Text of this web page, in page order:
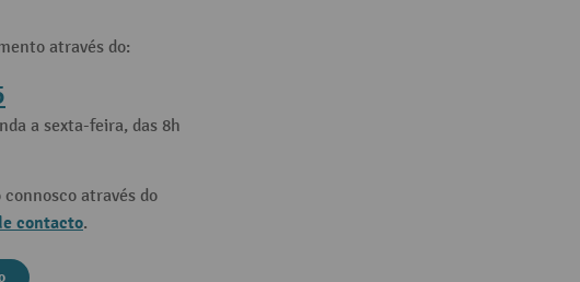
através do:
a sexta-feira, das 8h
através do
contacto.